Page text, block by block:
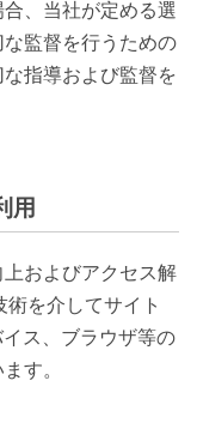
、当社が定める選
監督を行うための
指導および監督を
用
およびアクセス解
を介してサイト
ス、ブラウザ等の
す。